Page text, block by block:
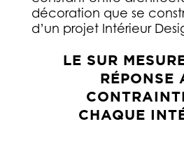
décoration que se
d’un projet Intérieur
LE SUR
RÉPONSE
CHAQUE